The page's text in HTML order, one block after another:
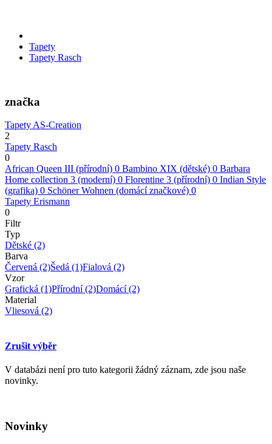
Tapety
Tapety Rasch
značka
Tapety AS-Creation
2
Tapety Rasch
0
African Queen III (přírodní) 0 Bambino XIX (dětské) 0 Barbara
Home collection 3 (moderní) 0 Florentine 3 (přírodní) 0 Indian Style
(grafika) 0 Schöner Wohnen (domácí značkové) 0
Tapety Erismann
0
Filtr
Typ
Dětské (2)
Barva
Červená (2)Šedá (1)Fialová (2)
Vzor
Grafická (1)Přírodní(2)Domácí(2)
Material
Vliesová (2)
Zrušit výběr
V databázi není pro tuto kategorii žádný záznam, zde jsou naše
novinky.
Novinky